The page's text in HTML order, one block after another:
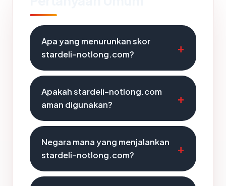
Apa yang menurunkan skor
stardeli-notlong.com?
Apakah stardeli-notlong.com
aman digunakan?
Negara mana yang menjalankan
stardeli-notlong.com?